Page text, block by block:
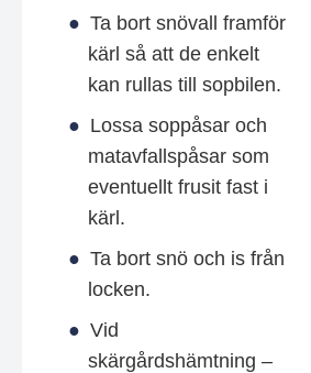
Ta bort snövall framför
kärl så att de enkelt
kan rullas till sopbilen.
Lossa soppåsar och
matavfallspåsar som
eventuellt frusit fast i
kärl.
Ta bort snö och is från
locken.
Vid
skärgårdshämtning –